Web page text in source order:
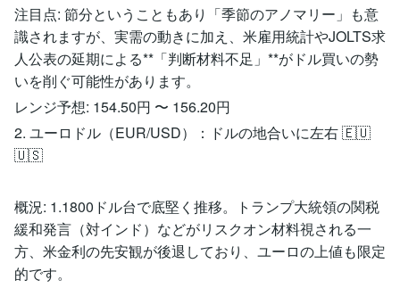
​注目点: 節分ということもあり「季節のアノマリー」も意
識されますが、実需の動きに加え、米雇用統計やJOLTS求
人公表の延期による**「判断材料不足」**がドル買いの勢
いを削ぐ可能性があります。
​レンジ予想: 154.50円 〜 156.20円
​2. ユーロドル（EUR/USD）：ドルの地合いに左右 🇪🇺
🇺🇸
​概況: 1.1800ドル台で底堅く推移。トランプ大統領の関税
緩和発言（対インド）などがリスクオン材料視される一
方、米金利の先安観が後退しており、ユーロの上値も限定
的です。